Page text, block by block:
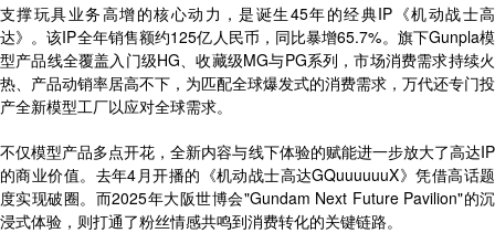
支撑玩具业务高增的核心动力，是诞生45年的经典IP《机动战士高
达》。该IP全年销售额约125亿人民币，同比暴增65.7%。旗下Gunpla模
型产品线全覆盖入门级HG、收藏级MG与PG系列，市场消费需求持续火
热、产品动销率居高不下，为匹配全球爆发式的消费需求，万代还专门投
产全新模型工厂以应对全球需求。
不仅模型产品多点开花，全新内容与线下体验的赋能进一步放大了高达IP
的商业价值。去年4月开播的《机动战士高达GQuuuuuuX》凭借高话题
度实现破圈。而2025年大阪世博会"Gundam Next Future Pavilion"的沉
浸式体验，则打通了粉丝情感共鸣到消费转化的关键链路。